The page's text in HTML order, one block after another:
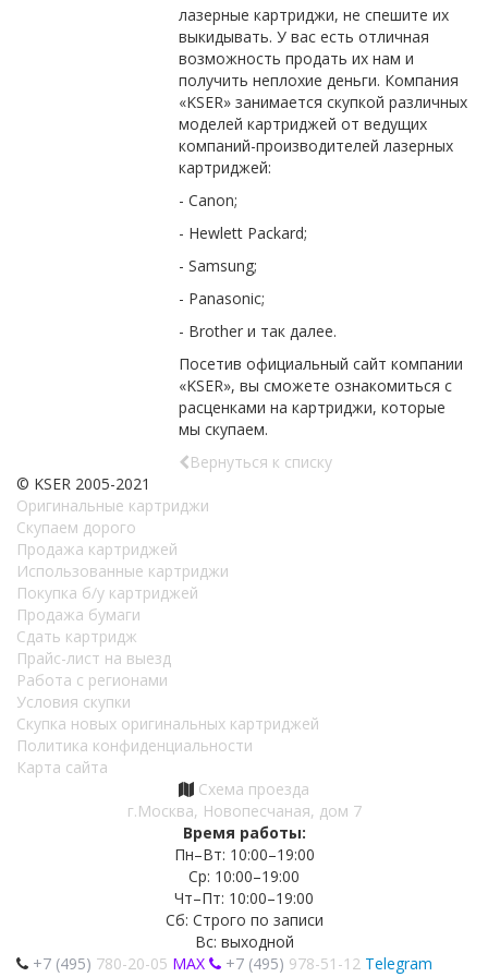
лазерные картриджи, не спешите их
выкидывать. У вас есть отличная
возможность продать их нам и
получить неплохие деньги. Компания
«KSER» занимается скупкой различных
моделей картриджей от ведущих
компаний-производителей лазерных
картриджей:
- Canon;
- Hewlett Packard;
- Samsung;
- Panasonic;
- Brother и так далее.
Посетив официальный сайт компании
«KSER», вы сможете ознакомиться с
расценками на картриджи, которые
мы скупаем.
Вернуться к списку
© KSER 2005-2021
Оригинальные картриджи
Скупаем дорого
Продажа картриджей
Использованные картриджи
Покупка б/у картриджей
Продажа бумаги
Сдать картридж
Прайс-лист на выезд
Работа с регионами
Условия скупки
Скупка новых оригинальных картриджей
Политика конфиденциальности
Карта сайта
Схема проезда
г.Москва, Новопесчаная, дом 7
Время работы:
Пн–Вт: 10:00–19:00
Ср: 10:00–19:00
Чт–Пт: 10:00–19:00
Сб: Строго по записи
Вс: выходной
+7 (495) 780-20-05 MAX +7 (495) 978-51-12 Telegram